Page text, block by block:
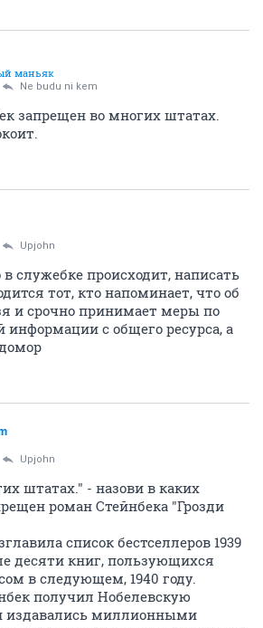
маньяк
Ne budu ni kem
запрещен во многих штатах.
Upjohn
в служебке происходит, написать
тот, кто напоминает, что об
и срочно принимает меры по
с общего ресурса, а
Upjohn
штатах." - назови в каких
роман Стейнбека "Грозди
список бестселлеров 1939
десяти книг, пользующихся
в следующем, 1940 году.
получил Нобелевскую
издавались миллионными